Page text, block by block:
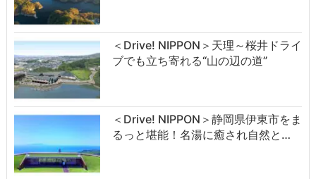
＜Drive! NIPPON＞天理～桜井ドライ
ブでも立ち寄れる“山の辺の道”
＜Drive! NIPPON＞静岡県伊東市をま
るっと堪能！名湯に癒され自然と…